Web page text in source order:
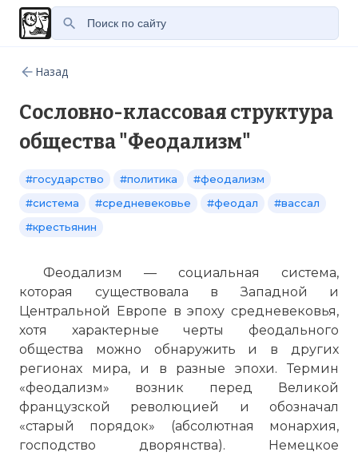
Назад
Cословно-классовая структура
общества "Феодализм"
#государство #политика
#феодализм
#система
#средневековье #феодал
#вассал
#крестьянин
Феодализм — социальная система,
которая существовала в Западной и
Центральной Европе в эпоху средневековья,
хотя характерные черты феодального
общества можно обнаружить и в других
регионах мира, и в разные эпохи. Термин
«феодализм» возник перед Великой
французской революцией и обозначал
«старый порядок» (абсолютная монархия,
господство дворянства). Немецкое